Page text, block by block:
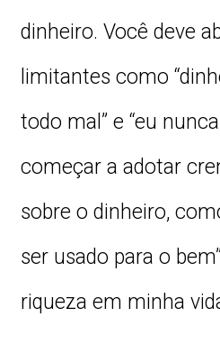
dinheiro. Você deve
limitantes como
todo mal” e “eu
começar a adotar
sobre o dinheiro,
ser usado para o
riqueza em minha